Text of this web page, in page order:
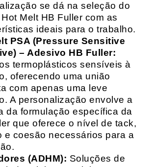
se dá na seleção do
Melt HB Fuller com as
ideais para o trabalho.
PSA (Pressure Sensitive
– Adesivo HB Fuller:
termoplásticos sensíveis à
oferecendo uma união
com apenas uma leve
A personalização envolve a
da formulação específica da
que oferece o nível de tack,
e coesão necessários para a
(ADHM): Soluções de